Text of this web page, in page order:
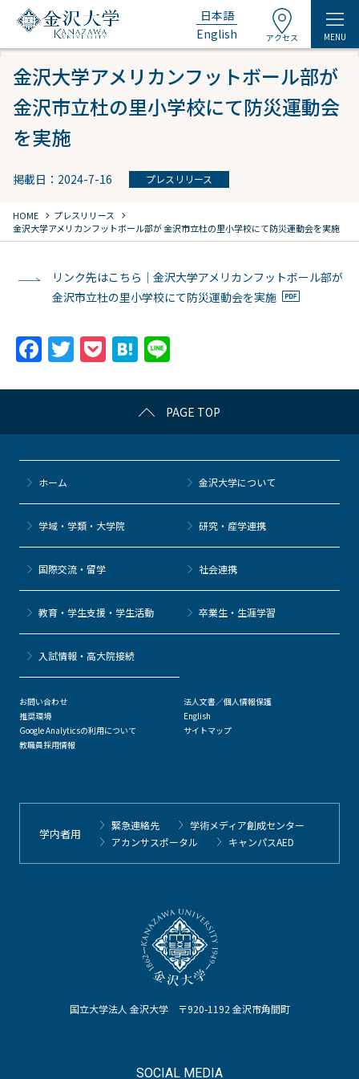
日本語
English
アクセス MENU
金沢大学アメリカンフットボール部が
金沢市立杜の里小学校にて防災運動会
を実施
掲載日：2024-7-16 プレスリリース
HOME chevron_right プレスリリース chevron_right
金沢大学アメリカンフットボール部が 金沢市立杜の里小学校にて防災運動会を実施
リンク先はこちら｜金沢大学アメリカンフットボール部が
金沢市立杜の里小学校にて防災運動会を実施
F
c
e
b
o
o
k
T
itt
er
P
c
k
et
H
e
n
a
e
PAGE TOP
国立大学法人 金沢大学 〒920-1192 金沢市角間町
SOCIAL MEDIA
ホーム 金沢大学について
学域・学類・大学院 研究・産学連携
国際交流・留学 社会連携
教育・学生支援・学生活動 卒業生・生涯学習
⼊試情報・高大院接続
お問い合わせ
推奨環境
Google Analyticsの利用について
教職員採用情報
法人文書／個人情報保護
English
サイトマップ
学内者用
緊急連絡先
学術メディア創成センター
アカンサスポータル
キャンパスAED